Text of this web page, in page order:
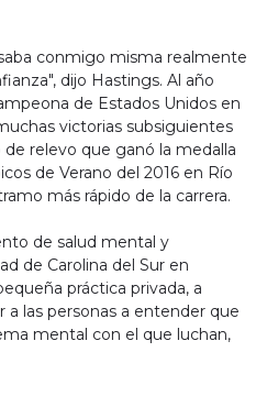
conmigo misma realmente
dijo Hastings. Al año
de Estados Unidos en
victorias subsiguientes
relevo que ganó la medalla
de Verano del 2016 en Río
más rápido de la carrera.
de salud mental y
de Carolina del Sur en
práctica privada, a
las personas a entender que
mental con el que luchan,